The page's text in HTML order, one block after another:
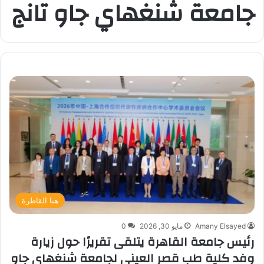
جامعة شنغهاي جاو تانج
هنا القاطرة
Amany Elsayed مايو 30, 2026 0
رئيس جامعة القاهرة يتلقى تقريرًا حول زيارة
وفد كلية طب قصر العيني لجامعة شنغهاي جاو